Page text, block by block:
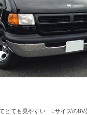
とても見やすい Lサイズの